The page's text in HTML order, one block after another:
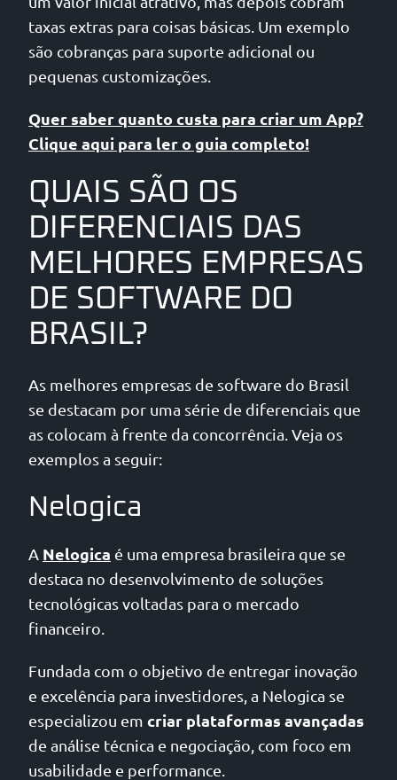
taxas extras para coisas básicas. Um exemplo
são cobranças para suporte adicional ou
pequenas customizações.
Quer saber quanto custa para criar um App?
Clique aqui para ler o guia completo!
QUAIS SÃO OS
DIFERENCIAIS DAS
MELHORES EMPRESAS
DE SOFTWARE DO
BRASIL?
As melhores empresas de software do Brasil
se destacam por uma série de diferenciais que
as colocam à frente da concorrência. Veja os
exemplos a seguir:
Nelogica
A Nelogica é uma empresa brasileira que se
destaca no desenvolvimento de soluções
tecnológicas voltadas para o mercado
financeiro.
Fundada com o objetivo de entregar inovação
e excelência para investidores, a Nelogica se
especializou em criar plataformas avançadas
de análise técnica e negociação, com foco em
usabilidade e performance.